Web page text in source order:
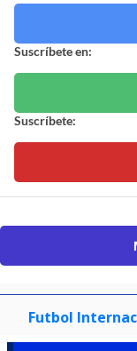
Suscríbete en:
Suscríbete:
Futbol